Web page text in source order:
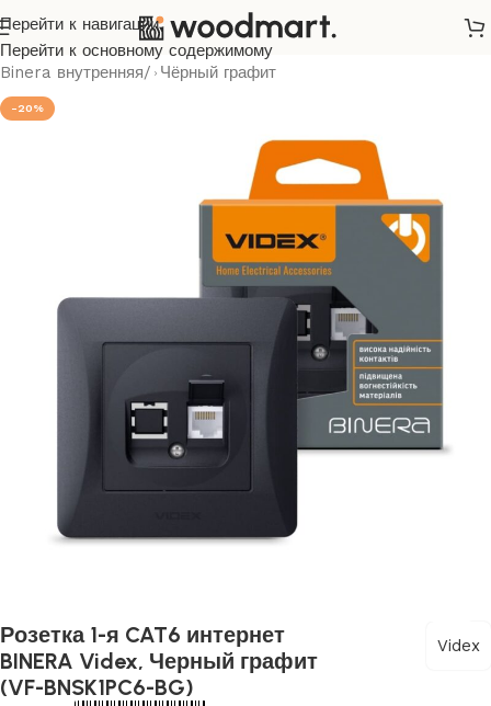
Перейти к навигации
Перейти к основному содержимому
Главная/ Розетки и выключатели/
Binera внутренняя/ Чёрный графит
-20%
Розетка 1-я CAT6 интернет
BINERA Videx, Черный графит
(VF-BNSK1PC6-BG)
Videx